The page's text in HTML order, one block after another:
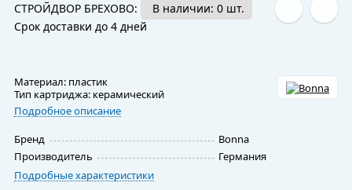
СТРОЙДВОР БРЕХОВО:
В наличии: 0 шт.
Срок доставки до 4 дней
Материал: пластик
Тип картриджа: керамический
Подробное описание
Бренд
Bonna
Производитель
Германия
Подробные характеристики